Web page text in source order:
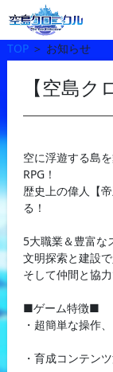
TOP＞ お知らせ
【空島
空に浮遊する島
RPG！
歴史上の偉人【
る！
5大職業＆豊富な
文明探索と建設
そして仲間と協
■ゲーム特徴■
・超簡単な操作
・育成コンテン